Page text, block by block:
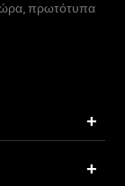
δώρα, πρωτότυπα
+
+